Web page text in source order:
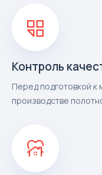
Контроль
Перед подготовкой к
производстве